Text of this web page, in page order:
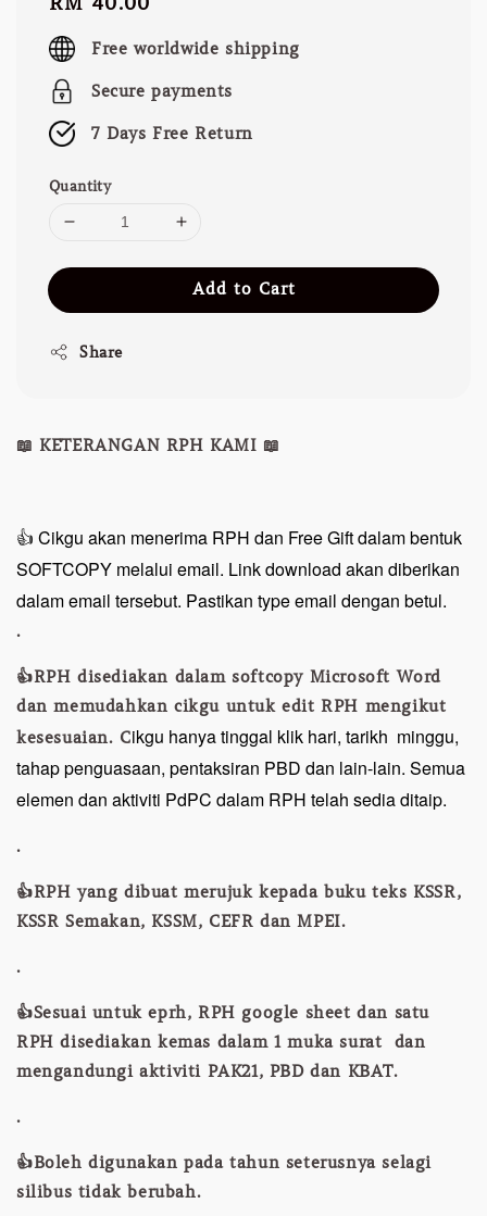
price
Free worldwide shipping
Secure payments
7 Days Free Return
Quantity
Add to Cart
Share
📖 KETERANGAN RPH KAMI 📖
👍 Cikgu akan menerima RPH dan Free Gift dalam bentuk
SOFTCOPY melalui email. Link download akan diberikan
dalam email tersebut. Pastikan type email dengan betul.
.
👍RPH disediakan dalam softcopy Microsoft Word
dan memudahkan cikgu untuk edit RPH mengikut
kesesuaian. Cikgu hanya tinggal klik hari, tarikh minggu,
tahap penguasaan, pentaksiran PBD dan lain-lain. Semua
elemen dan aktiviti PdPC dalam RPH telah sedia ditaip.
.
👍RPH yang dibuat merujuk kepada buku teks KSSR,
KSSR Semakan, KSSM, CEFR dan MPEI.
.
👍Sesuai untuk eprh, RPH google sheet dan satu
RPH disediakan kemas dalam 1 muka surat dan
mengandungi aktiviti PAK21, PBD dan KBAT.
.
👍Boleh digunakan pada tahun seterusnya selagi
silibus tidak berubah.